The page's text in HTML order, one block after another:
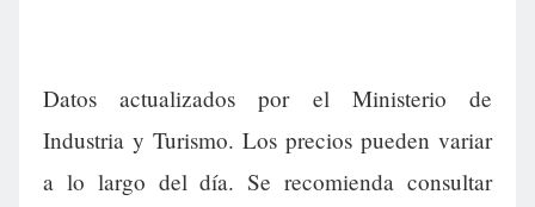
Datos actualizados por el Ministerio de
Industria y Turismo. Los precios pueden variar
a lo largo del día. Se recomienda consultar